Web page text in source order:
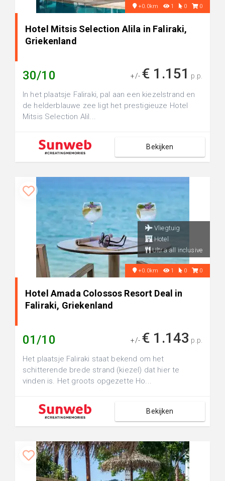
+0.0km 1 0 0
Hotel Mitsis Selection Alila in Faliraki,
Griekenland
30/10 +/- € 1.151 p.p.
In het plaatsje Faliraki, pal aan een kiezelstrand en
de helderblauwe zee ligt het prestigieuze Hotel
Mitsis Selection Alil...
Bekijken
Vliegtuig
Hotel
Ultra all inclusive
+0.0km 1 0 0
Hotel Amada Colossos Resort Deal in
Faliraki, Griekenland
01/10 +/- € 1.143 p.p.
Het plaatsje Faliraki staat bekend om het
schitterende brede strand (kiezel) dat hier te
vinden is. Het groots opgezette Ho...
Bekijken